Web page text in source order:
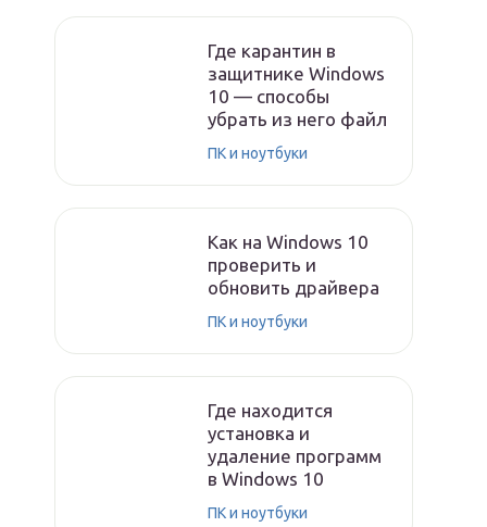
Где карантин в
защитнике Windows
10 — способы
убрать из него файл
ПК и ноутбуки
Как на Windows 10
проверить и
обновить драйвера
ПК и ноутбуки
Где находится
установка и
удаление программ
в Windows 10
ПК и ноутбуки